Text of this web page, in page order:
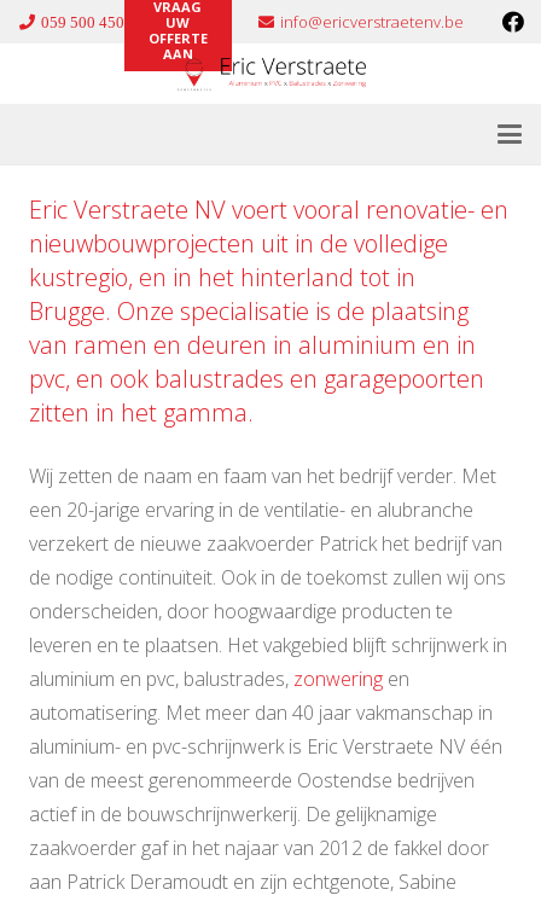
059 500 450
VRAAG
UW
OFFERTE
AAN
info@ericverstraetenv.be
Eric Verstraete NV voert vooral renovatie- en
nieuwbouwprojecten uit in de volledige
kustregio, en in het hinterland tot in
Brugge. Onze specialisatie is de plaatsing
van ramen en deuren in aluminium en in
pvc, en ook balustrades en garagepoorten
zitten in het gamma.
Wij zetten de naam en faam van het bedrijf verder. Met
een 20-jarige ervaring in de ventilatie- en alubranche
verzekert de nieuwe zaakvoerder Patrick het bedrijf van
de nodige continuïteit. Ook in de toekomst zullen wij ons
onderscheiden, door hoogwaardige producten te
leveren en te plaatsen. Het vakgebied blijft schrijnwerk in
aluminium en pvc, balustrades, zonwering en
automatisering. Met meer dan 40 jaar vakmanschap in
aluminium- en pvc-schrijnwerk is Eric Verstraete NV één
van de meest gerenommeerde Oostendse bedrijven
actief in de bouwschrijnwerkerij. De gelijknamige
zaakvoerder gaf in het najaar van 2012 de fakkel door
aan Patrick Deramoudt en zijn echtgenote, Sabine